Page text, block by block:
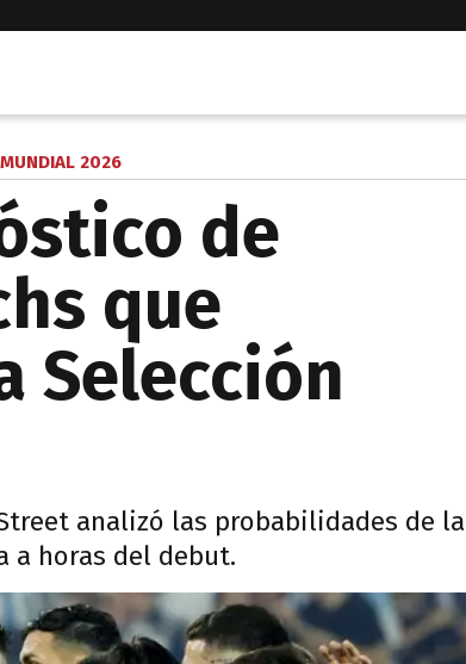
MUNDIAL 2026
de
que
Selección
analizó las probabilidades de la
a horas del debut.